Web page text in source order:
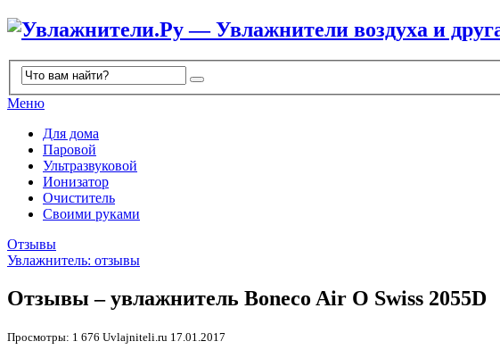
Меню
Для дома
Паровой
Ультразвуковой
Ионизатор
Очиститель
Своими руками
Отзывы
Увлажнитель: отзывы
Отзывы – увлажнитель Boneco Air O Swiss 2055D
Просмотры: 1 676 Uvlajniteli.ru 17.01.2017